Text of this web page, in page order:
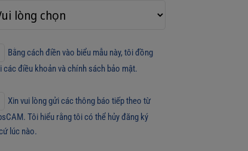
Bằng cách điền vào biểu mẫu này, tôi đồng
các điều khoản và chính sách bảo mật.
Xin vui lòng gửi các thông báo tiếp theo từ
Tôi hiểu rằng tôi có thể hủy đăng ký
lúc nào.